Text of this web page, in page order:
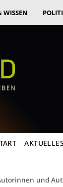
WISSEN
AKTUELLES
und